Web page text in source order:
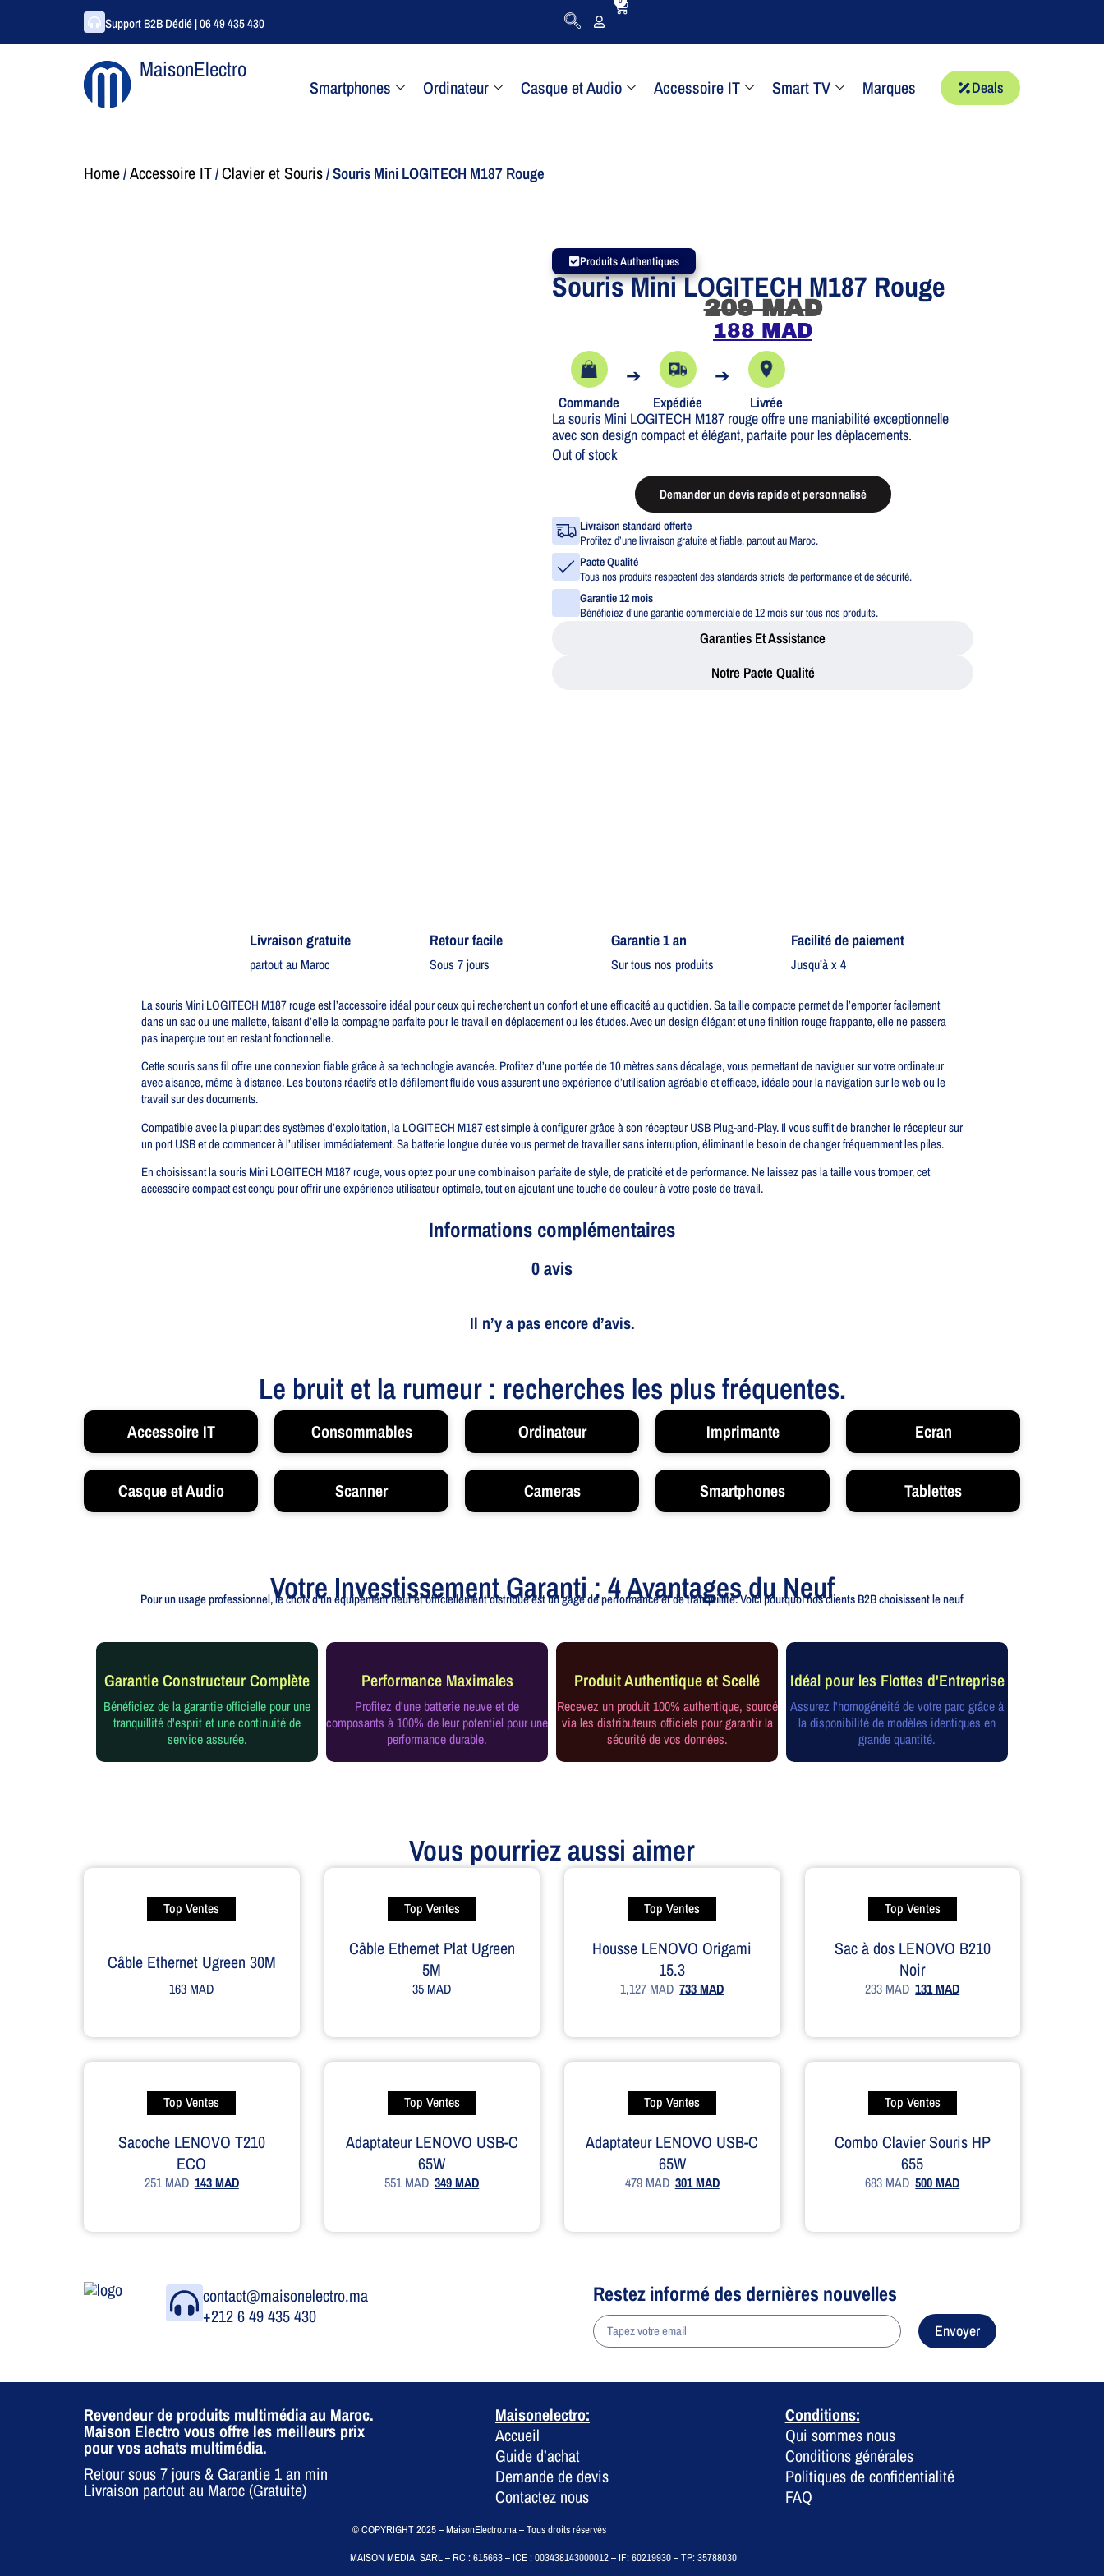
Support B2B Dédié | 06 49 435 430
MaisonElectro
Smartphones Ordinateur Casque et Audio Accessoire IT Smart TV Marques Deals
Home/Accessoire IT/Clavier et Souris/ Souris Mini LOGITECH M187 Rouge
Produits Authentiques
Souris Mini LOGITECH M187 Rouge
209MAD
188 MAD
Commande
➔
Expédiée
➔
Livrée
La souris Mini LOGITECH M187 rouge offre une maniabilité exceptionnelle
avec son design compact et élégant, parfaite pour les déplacements.
Out of stock
Demander un devis rapide et personnalisé
Livraison standard offerte
Profitez d’une livraison gratuite et fiable, partout au Maroc.
Pacte Qualité
Tous nos produits respectent des standards stricts de performance et de sécurité.
Garantie 12 mois
Bénéficiez d’une garantie commerciale de 12 mois sur tous nos produits.
Garanties Et Assistance
Notre Pacte Qualité
Livraison gratuite​
partout au Maroc
Retour facile​
Sous 7 jours
Garantie 1 an
Sur tous nos produits
Facilité de paiement
Jusqu’à x 4
La souris Mini LOGITECH M187 rouge est l’accessoire idéal pour ceux qui recherchent un confort et une efficacité au quotidien. Sa taille compacte permet de l’emporter facilement
dans un sac ou une mallette, faisant d’elle la compagne parfaite pour le travail en déplacement ou les études. Avec un design élégant et une finition rouge frappante, elle ne passera
pas inaperçue tout en restant fonctionnelle.
Cette souris sans fil offre une connexion fiable grâce à sa technologie avancée. Profitez d’une portée de 10 mètres sans décalage, vous permettant de naviguer sur votre ordinateur
avec aisance, même à distance. Les boutons réactifs et le défilement fluide vous assurent une expérience d’utilisation agréable et efficace, idéale pour la navigation sur le web ou le
travail sur des documents.
Compatible avec la plupart des systèmes d’exploitation, la LOGITECH M187 est simple à configurer grâce à son récepteur USB Plug-and-Play. Il vous suffit de brancher le récepteur sur
un port USB et de commencer à l’utiliser immédiatement. Sa batterie longue durée vous permet de travailler sans interruption, éliminant le besoin de changer fréquemment les piles.
En choisissant la souris Mini LOGITECH M187 rouge, vous optez pour une combinaison parfaite de style, de praticité et de performance. Ne laissez pas la taille vous tromper, cet
accessoire compact est conçu pour offrir une expérience utilisateur optimale, tout en ajoutant une touche de couleur à votre poste de travail.
Informations complémentaires
0 avis
Il n’y a pas encore d’avis.
Le bruit et la rumeur : recherches les plus fréquentes.
Accessoire IT Consommables Ordinateur Imprimante Ecran
Casque et Audio Scanner Cameras Smartphones Tablettes
Votre Investissement Garanti : 4 Avantages du Neuf
Pour un usage professionnel, le choix d'un équipement neuf et officiellement distribué est un gage de performance et de tranquillité. Voici pourquoi nos clients B2B choisissent le neuf
Garantie Constructeur Complète
Bénéficiez de la garantie officielle pour une
tranquillité d'esprit et une continuité de
service assurée.
Performance Maximales
Profitez d'une batterie neuve et de
composants à 100% de leur potentiel pour une
performance durable.
Produit Authentique et Scellé
Recevez un produit 100% authentique, sourcé
via les distributeurs officiels pour garantir la
sécurité de vos données.
Idéal pour les Flottes d'Entreprise
Assurez l'homogénéité de votre parc grâce à
la disponibilité de modèles identiques en
grande quantité.
Vous pourriez aussi aimer
Top Ventes
Câble Ethernet Ugreen 30M
163 MAD
Top Ventes
Câble Ethernet Plat Ugreen
5M
35 MAD
Top Ventes
Housse LENOVO Origami
15.3
1,127MAD 733MAD
Top Ventes
Sac à dos LENOVO B210
Noir
233MAD 131MAD
Top Ventes
Sacoche LENOVO T210
ECO
251MAD 143MAD
Top Ventes
Adaptateur LENOVO USB-C
65W
551MAD 349MAD
Top Ventes
Adaptateur LENOVO USB-C
65W
479MAD 301MAD
Top Ventes
Combo Clavier Souris HP
655
683MAD 500MAD
contact@maisonelectro.ma
+212 6 49 435 430
Restez informé des dernières nouvelles
Envoyer
Revendeur de produits multimédia au Maroc.
Maison Electro vous offre les meilleurs prix
pour vos achats multimédia.
Retour sous 7 jours & Garantie 1 an min
Livraison partout au Maroc (Gratuite)
Maisonelectro:
Accueil
Guide d’achat
Demande de devis
Contactez nous
Conditions:
Qui sommes nous
Conditions générales
Politiques de confidentialité
FAQ
© COPYRIGHT 2025 – MaisonElectro.ma – Tous droits réservés
MAISON MEDIA, SARL – RC : 615663 – ICE : 003438143000012 – IF: 60219930 – TP: 35788030